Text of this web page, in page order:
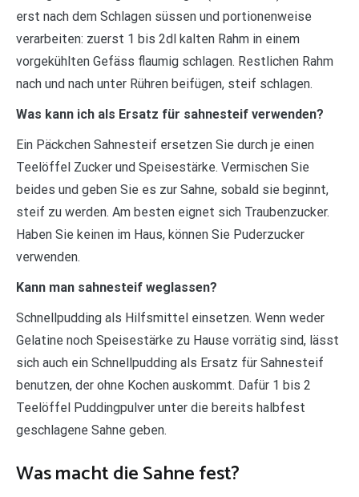
erst nach dem Schlagen süssen und portionenweise
verarbeiten: zuerst 1 bis 2dl kalten Rahm in einem
vorgekühlten Gefäss flaumig schlagen. Restlichen Rahm
nach und nach unter Rühren beifügen, steif schlagen.
Was kann ich als Ersatz für sahnesteif verwenden?
Ein Päckchen Sahnesteif ersetzen Sie durch je einen
Teelöffel Zucker und Speisestärke. Vermischen Sie
beides und geben Sie es zur Sahne, sobald sie beginnt,
steif zu werden. Am besten eignet sich Traubenzucker.
Haben Sie keinen im Haus, können Sie Puderzucker
verwenden.
Kann man sahnesteif weglassen?
Schnellpudding als Hilfsmittel einsetzen. Wenn weder
Gelatine noch Speisestärke zu Hause vorrätig sind, lässt
sich auch ein Schnellpudding als Ersatz für Sahnesteif
benutzen, der ohne Kochen auskommt. Dafür 1 bis 2
Teelöffel Puddingpulver unter die bereits halbfest
geschlagene Sahne geben.
Was macht die Sahne fest?